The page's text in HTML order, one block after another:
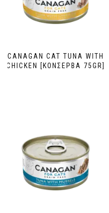
CANAGAN CAT TUNA WITH
CHICKEN [ΚΟΝΣΕΡΒΑ 75GR]